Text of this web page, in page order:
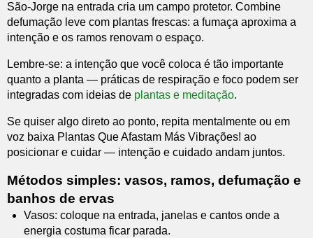
São-Jorge na entrada cria um campo protetor. Combine
defumação leve com plantas frescas: a fumaça aproxima a
intenção e os ramos renovam o espaço.
Lembre-se: a intenção que você coloca é tão importante
quanto a planta — práticas de respiração e foco podem ser
integradas com ideias de plantas e meditação.
Se quiser algo direto ao ponto, repita mentalmente ou em
voz baixa Plantas Que Afastam Más Vibrações! ao
posicionar e cuidar — intenção e cuidado andam juntos.
Métodos simples: vasos, ramos, defumação e
banhos de ervas
Vasos: coloque na entrada, janelas e cantos onde a
energia costuma ficar parada.